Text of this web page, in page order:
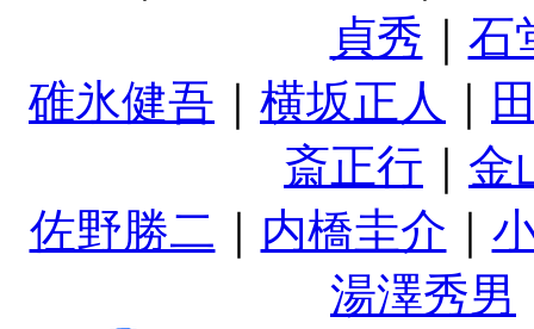
貞秀
石
碓氷健吾
横坂正人
斎正行
金
佐野勝二
内橋圭介
湯澤秀男